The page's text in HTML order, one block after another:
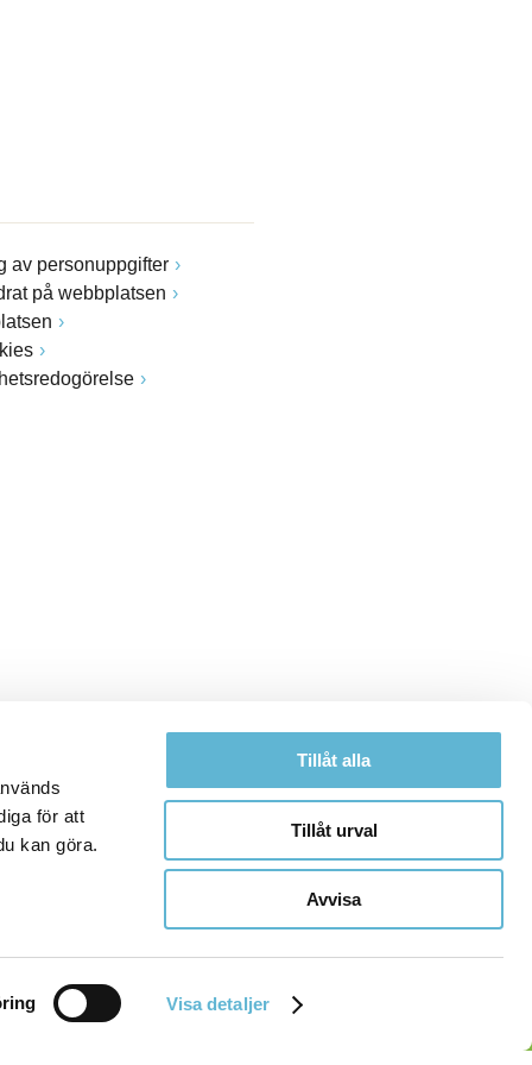
för att
kan göra.
Visa detaljer
Tillåt alla
Tillåt urval
Avvisa
av personuppgifter
på webbplatsen